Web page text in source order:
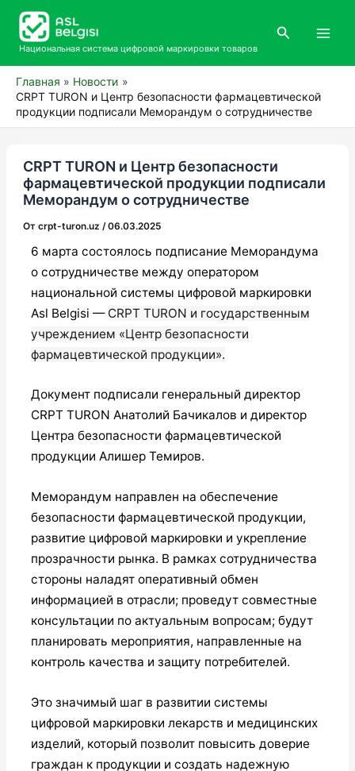
Перейти
содержимому
Национальная система цифровой маркировки товаров
Поиск
Главная
Новости
CRPT TURON и Центр безопасности фармацевтической
продукции подписали Меморандум о сотрудничестве
CRPT TURON и Центр безопасности
фармацевтической продукции подписали
Меморандум о сотрудничестве
От crpt-turon.uz /06.03.2025
6 марта состоялось подписание Меморандума
о сотрудничестве между оператором
национальной системы цифровой маркировки
Asl Belgisi — CRPT TURON и государственным
учреждением «Центр безопасности
фармацевтической продукции».
Документ подписали генеральный директор
CRPT TURON Анатолий Бачикалов и директор
Центра безопасности фармацевтической
продукции Алишер Темиров.
Меморандум направлен на обеспечение
безопасности фармацевтической продукции,
развитие цифровой маркировки и укрепление
прозрачности рынка. В рамках сотрудничества
стороны наладят оперативный обмен
информацией в отрасли; проведут совместные
консультации по актуальным вопросам; будут
планировать мероприятия, направленные на
контроль качества и защиту потребителей.
Это значимый шаг в развитии системы
цифровой маркировки лекарств и медицинских
изделий, который позволит повысить доверие
граждан к продукции и создать надежную